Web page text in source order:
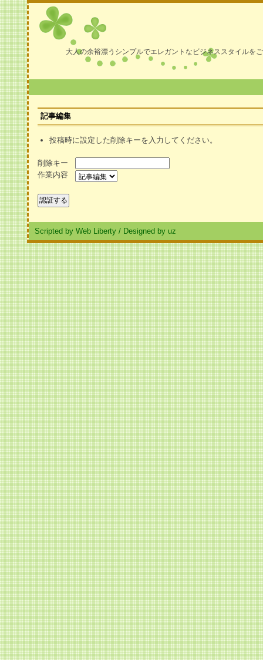
大人の余裕漂うシンプルでエレガントなビジネススタイルを
記事編集
投稿時に設定した削除キーを入力してください。
削除キー
作業内容
Scripted by Web Liberty / Designed by uz